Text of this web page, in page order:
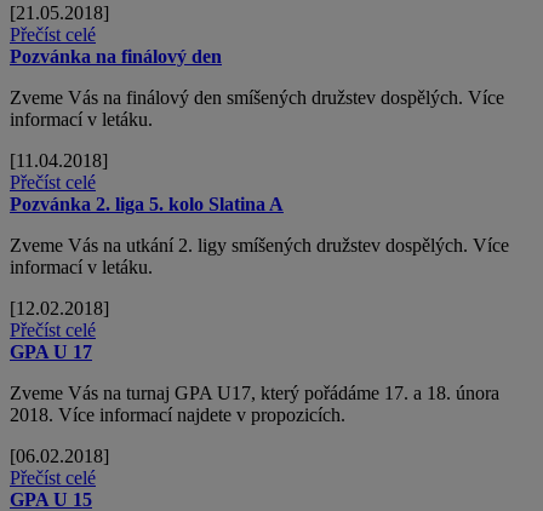
[21.05.2018]
Přečíst celé
Pozvánka na finálový den
Zveme Vás na finálový den smíšených družstev dospělých. Více
informací v letáku.
[11.04.2018]
Přečíst celé
Pozvánka 2. liga 5. kolo Slatina A
Zveme Vás na utkání 2. ligy smíšených družstev dospělých. Více
informací v letáku.
[12.02.2018]
Přečíst celé
GPA U 17
Zveme Vás na turnaj GPA U17, který pořádáme 17. a 18. února
2018. Více informací najdete v propozicích.
[06.02.2018]
Přečíst celé
GPA U 15